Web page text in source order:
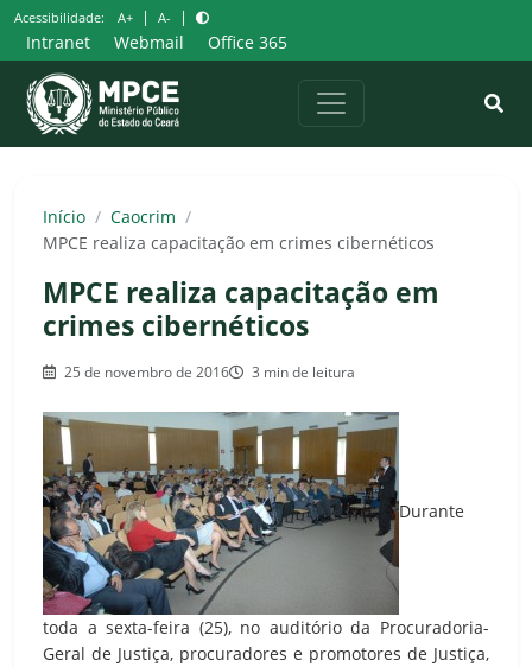
Pular
para
o
conteúdo
Acessibilidade: A+ | A- |
Intranet Webmail Office 365
Início / Caocrim /
MPCE realiza capacitação em crimes cibernéticos
MPCE realiza capacitação em
crimes cibernéticos
25 de novembro de 2016 3 min de leitura
Durante
toda a sexta-feira (25), no auditório da Procuradoria-
Geral de Justiça, procuradores e promotores de Justiça,